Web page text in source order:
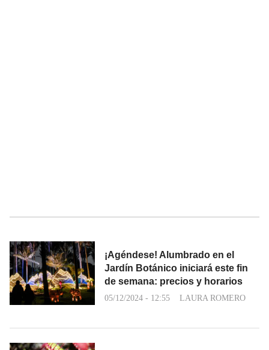
¡Agéndese! Alumbrado en el
Jardín Botánico iniciará este fin
de semana: precios y horarios
05/12/2024 - 12:55 LAURA ROMERO